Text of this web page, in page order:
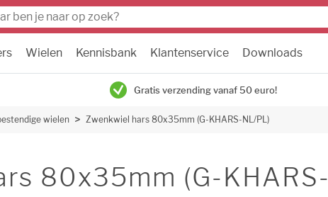
Wielen Kennisbank Klantenservice Downloads
Gratis verzending vanaf 50 euro!
wielen Zwenkwiel hars 80x35mm (G-KHARS-NL/PL)
80x35mm (G-KHARS-